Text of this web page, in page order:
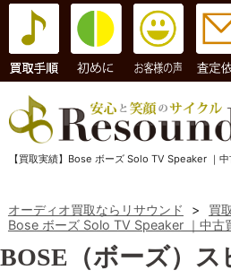
【買取実績】Bose ボーズ Solo TV Speaker ｜
オーディオ買取ならリサウンド > 買
Bose ボーズ Solo TV Speaker ｜中古
BOSE（ボーズ）ス